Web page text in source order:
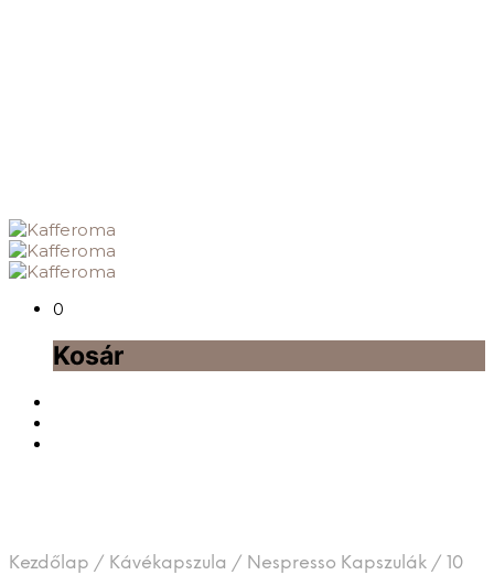
0
Kosár
Kezdőlap / Kávékapszula / Nespresso Kapszulák / 10